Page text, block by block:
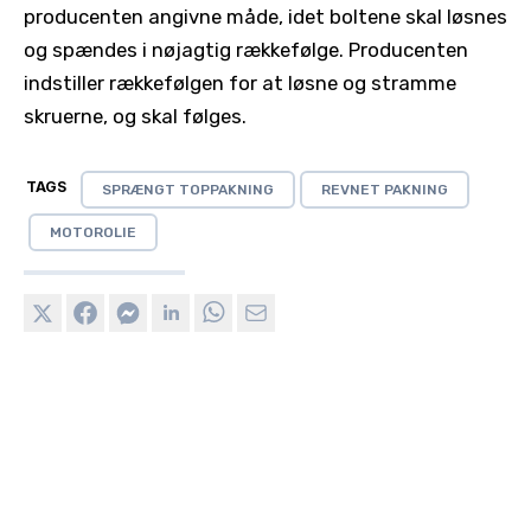
producenten angivne måde, idet boltene skal løsnes
og spændes i nøjagtig rækkefølge. Producenten
indstiller rækkefølgen for at løsne og stramme
skruerne, og skal følges.
TAGS SPRÆNGT TOPPAKNING REVNET PAKNING
MOTOROLIE